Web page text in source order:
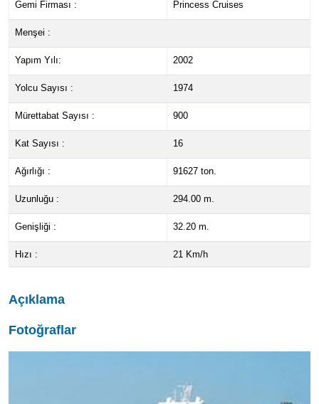
Gemi Firması : Princess Cruises
Menşei :
Yapım Yılı: 2002
Yolcu Sayısı : 1974
Mürettabat Sayısı : 900
Kat Sayısı : 16
Ağırlığı : 91627 ton.
Uzunluğu : 294.00 m.
Genişliği : 32.20 m.
Hızı : 21 Km/h
Açıklama
Fotoğraflar